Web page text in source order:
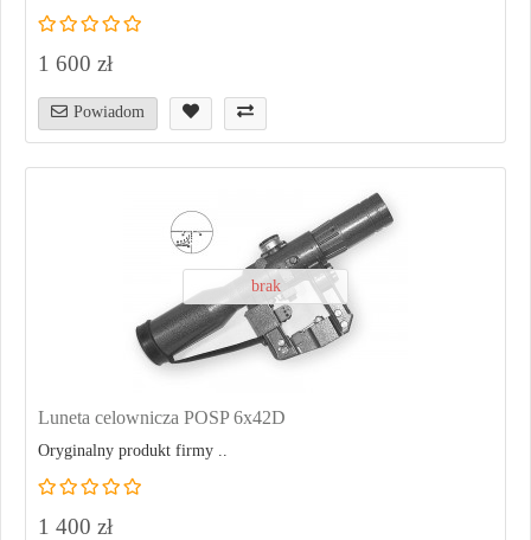
1 600 zł
Powiadom
brak
Luneta celownicza POSP 6x42D
Oryginalny produkt firmy ..
1 400 zł